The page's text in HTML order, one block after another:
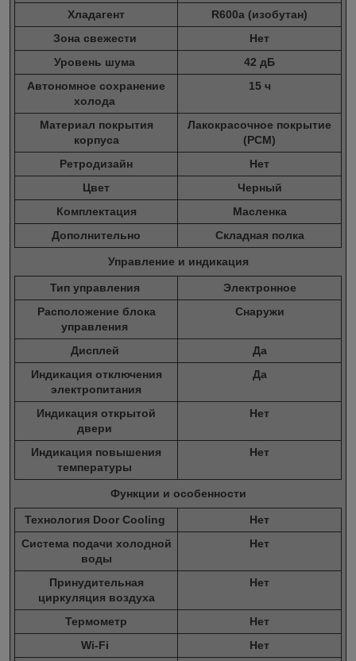
Хладагент
R600a (изобутан)
Зона свежести
Нет
Уровень шума
42 дБ
Автономное сохранение
холода
15 ч
Материал покрытия
корпуса
Лакокрасочное покрытие
(PCM)
Ретродизайн
Нет
Цвет
Черный
Комплектация
Масленка
Дополнительно
Складная полка
Управление и индикация
Тип управления
Электронное
Расположение блока
управления
Снаружи
Дисплей
Да
Индикация отключения
электропитания
Да
Индикация открытой
двери
Нет
Индикация повышения
температуры
Нет
Функции и особенности
Технология Door Cooling
Нет
Система подачи холодной
воды
Нет
Принудительная
циркуляция воздуха
Нет
Термометр
Нет
Wi-Fi
Нет